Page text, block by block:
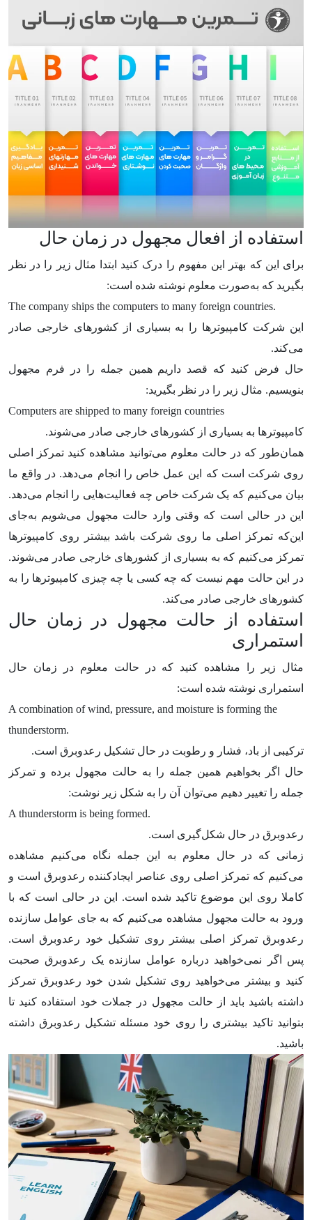
استفاده از افعال مجهول در زمان حال
برای این که بهتر این مفهوم را درک کنید ابتدا مثال زیر را در نظر
بگیرید که به‌صورت معلوم نوشته شده است:
The company ships the computers to many foreign countries.
این شرکت کامپیوترها را به بسیاری از کشورهای خارجی صادر
می‌کند.
حال فرض کنید که قصد داریم همین جمله را در فرم مجهول
بنویسیم. مثال زیر را در نظر بگیرید:
Computers are shipped to many foreign countries
کامپیوترها به بسیاری از کشورهای خارجی صادر می‌شوند.
همان‌طور که در حالت معلوم می‌توانید مشاهده کنید تمرکز اصلی
روی شرکت است که این عمل خاص را انجام می‌دهد. در واقع ما
بیان می‌کنیم که یک شرکت خاص چه فعالیت‌هایی را انجام می‌دهد.
این در حالی است که وقتی وارد حالت مجهول می‌شویم به‌جای
این‌که تمرکز اصلی ما روی شرکت باشد بیشتر روی کامپیوترها
تمرکز می‌کنیم که به بسیاری از کشورهای خارجی صادر می‌شوند.
در این حالت مهم نیست که چه کسی یا چه چیزی کامپیوترها را به
کشورهای خارجی صادر می‌کند.
استفاده از حالت مجهول در زمان حال
استمراری
مثال زیر را مشاهده کنید که در حالت معلوم در زمان حال
استمراری نوشته شده است:
A combination of wind, pressure, and moisture is forming the
thunderstorm.
ترکیبی از باد، فشار و رطوبت در حال تشکیل رعدوبرق است.
حال اگر بخواهیم همین جمله را به حالت مجهول برده و تمرکز
جمله را تغییر دهیم می‌توان آن را به شکل زیر نوشت:
A thunderstorm is being formed.
رعدوبرق در حال شکل‌گیری است.
زمانی که در حال معلوم به این جمله نگاه می‌کنیم مشاهده
می‌کنیم که تمرکز اصلی روی عناصر ایجادکننده رعدوبرق است و
کاملا روی این موضوع تاکید شده است. این در حالی است که با
ورود به حالت مجهول مشاهده می‌کنیم که به جای عوامل سازنده
رعدوبرق تمرکز اصلی بیشتر روی تشکیل خود رعدوبرق است.
پس اگر نمی‌خواهید درباره عوامل سازنده یک رعدوبرق صحبت
کنید و بیشتر می‌خواهید روی تشکیل شدن خود رعدوبرق تمرکز
داشته باشید باید از حالت مجهول در جملات خود استفاده کنید تا
بتوانید تاکید بیشتری را روی خود مسئله تشکیل رعدوبرق داشته
باشید.